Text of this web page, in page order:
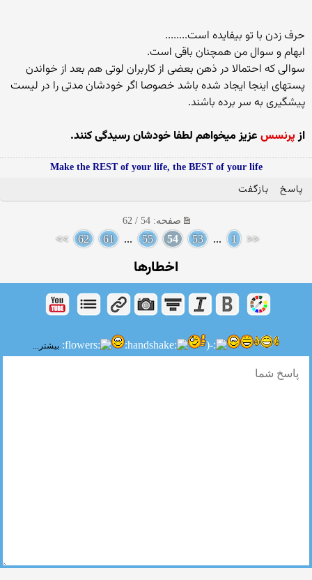
حرف زدن با تو بیفایده است........
ابهام و سوال من همچنان باقی است.
سوالی که احتمالا در ذهن بعضی از کاربران لوتی هم بعد از خواندن
پستهای اینجا ایجاد شده باشد خصوصا اگر خودشان مدتی را در لیست
پیشگیری به سر برده باشند.
ازپرنسس عزیز میخواهم لطفا خودشان رسیدگی کنند.
Make the REST of your life, the BEST of your life
پاسخ بازگفت
صفحه: 54 / 62
<<
1
...
53
54
55
...
61
62
>>
اخطارها
بیشتر...